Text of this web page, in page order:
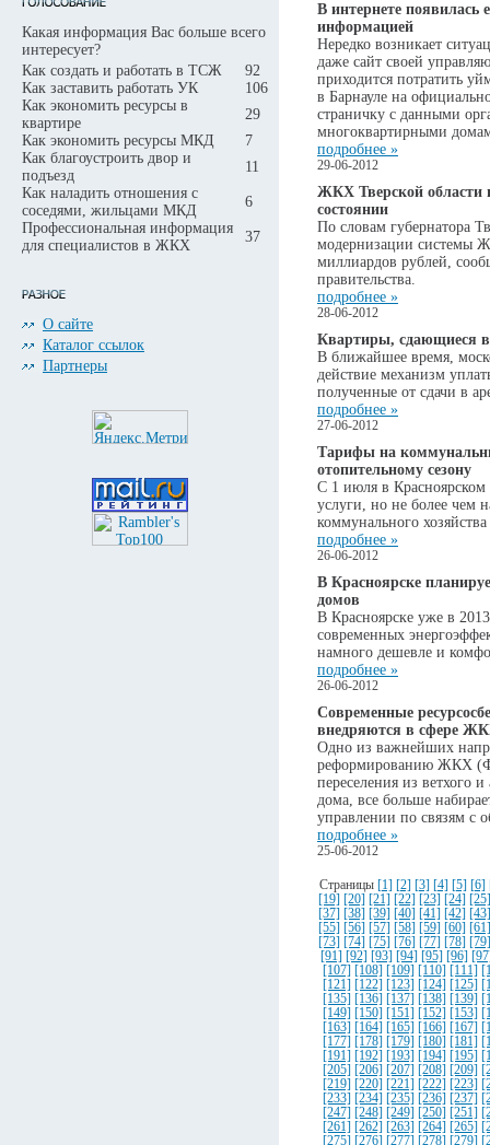
Какая информация Вас больше всего
интересует?
Как создать и работать в ТСЖ
92
Как заставить работать УК
106
Как экономить ресурсы в
квартире
29
Как экономить ресурсы МКД
7
Как благоустроить двор и
подъезд
11
Как наладить отношения с
соседями, жильцами МКД
6
Профессиональная информация
для специалистов в ЖКХ
37
О сайте
Каталог ссылок
Партнеры
В интернете появилась
информацией
Нередко возникает
даже сайт своей
приходится потратить
в Барнауле на
страничку с данными
многоквартирными
подробнее »
29-06-2012
ЖКХ Тверской области
состоянии
По словам губернатора
модернизации системы
миллиардов рублей,
правительства.
подробнее »
28-06-2012
Квартиры, сдающиеся в
В ближайшее время,
действие механизм
полученные от сдачи в
подробнее »
27-06-2012
Тарифы на
отопительному сезону
С 1 июля в Красноярском
услуги, но не более чем
коммунального
подробнее »
26-06-2012
В Красноярске
домов
В Красноярске уже в 2013
современных
намного дешевле и
подробнее »
26-06-2012
Современные
внедряются в сфере
Одно из важнейших
реформированию ЖКХ
переселения из ветхого
дома, все больше
управлении по связям
подробнее »
25-06-2012
Страницы [1] [2] [3] [4] [5] [6]
[19]
[20] [21] [22] [23] [24]
[25]
[37]
[38] [39] [40] [41] [42]
[43]
[55]
[56] [57] [58] [59] [60]
[61]
[73]
[74] [75] [76] [77] [78]
[79]
[91]
[92] [93] [94] [95] [96]
[107]
[108] [109] [110] [111]
[121]
[122] [123] [124] [125]
[135]
[136] [137] [138] [139]
[149]
[150] [151] [152] [153]
[163]
[164] [165] [166] [167]
[177]
[178] [179] [180] [181]
[191]
[192] [193] [194] [195]
[205]
[206] [207] [208] [209]
[219]
[220] [221] [222] [223]
[233]
[234] [235] [236] [237]
[247]
[248] [249] [250] [251]
[261]
[262] [263] [264] [265]
[275]
[276] [277] [278] [279]